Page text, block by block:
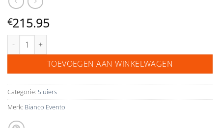
€215.95
Bianco Evento sluier met crinoline rand S237 aantal
TOEVOEGEN AAN WINKELWAGEN
Categorie: Sluiers
Merk: Bianco Evento